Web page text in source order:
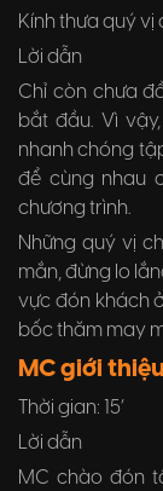
Kính thưa quý vị
Lời dẫn
Chỉ còn chưa
bắt đầu. Vì
nhanh chóng
để cùng nhau
chương trình.
Những quý vị
mắn, đừng lo
vực đón khách
bốc thăm may
MC giới
Thời gian: 15’
Lời dẫn
MC chào đón